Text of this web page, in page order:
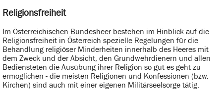
Religionsfreiheit
Im Österreichischen Bundesheer bestehen im Hinblick auf die
Religionsfreiheit in Österreich spezielle Regelungen für die
Behandlung religiöser Minderheiten innerhalb des Heeres mit
dem Zweck und der Absicht, den Grundwehrdienern und allen
Bediensteten die Ausübung ihrer Religion so gut es geht zu
ermöglichen - die meisten Religionen und Konfessionen (bzw.
Kirchen) sind auch mit einer eigenen Militärseelsorge tätig.